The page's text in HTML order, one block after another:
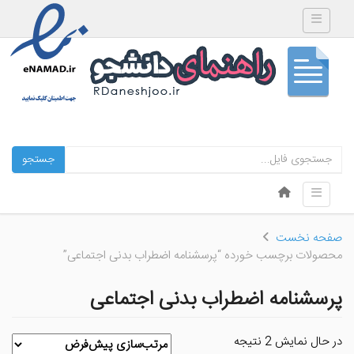
Toggle navigation
جستجو
Menu
Skip to content
Toggle navigation
صفحه نخست
محصولات برچسب خورده “پرسشنامه اضطراب بدنی اجتماعی”
پرسشنامه اضطراب بدنی اجتماعی
در حال نمایش 2 نتیجه